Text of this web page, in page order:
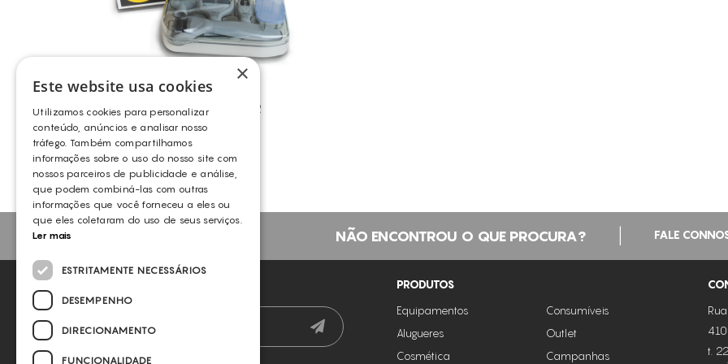
KIT DERMAROLLER
OUTROS
NÃO ENCONTROU O QUE PROCURA? FALE
PRODUTOS
Equipamentos
Alugueres
Cosmética
Consumíveis
Outlet
Campanhas
t.
×
Este website usa cookies
Utilizamos cookies para personalizar
conteúdo, anúncios e analisar nosso
tráfego. Também compartilhamos
informações sobre o uso do nosso site com
nossos parceiros de publicidade e análise,
que podem combiná-las com outras
informações que você forneceu a eles ou
que eles coletaram do uso de seus serviços.
Ler mais
ESTRITAMENTE NECESSÁRIOS
DESEMPENHO
DIRECIONAMENTO
FUNCIONALIDADE